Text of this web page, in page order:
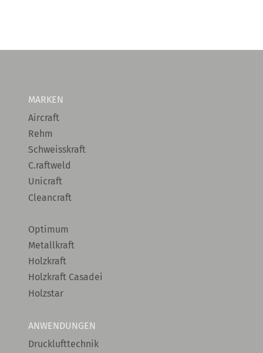
MARKEN
Aircraft
Rehm
Schweisskraft
C.raftweld
Unicraft
Cleancraft
Optimum
Metallkraft
Holzkraft
Holzkraft Casadei
Holzstar
ANWENDUNGEN
Drucklufttechnik